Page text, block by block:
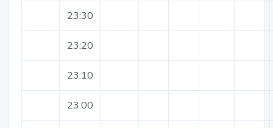
23:30
23:20
23:10
23:00